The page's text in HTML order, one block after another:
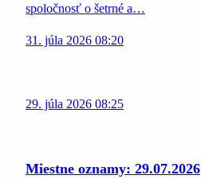
spoločnosť o šetrné a…
31. júla 2026 08:20
29. júla 2026 08:25
Miestne oznamy: 29.07.2026